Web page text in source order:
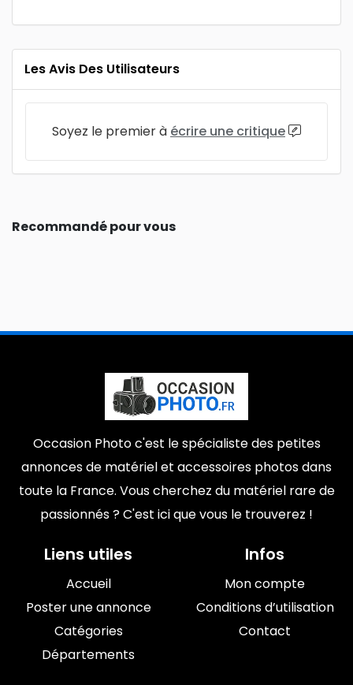
Les Avis Des Utilisateurs
Soyez le premier à écrire une critique
Recommandé pour vous
Occasion Photo c'est le spécialiste des petites
annonces de matériel et accessoires photos dans
toute la France. Vous cherchez du matériel rare de
passionnés ? C'est ici que vous le trouverez !
Liens utiles
Accueil
Poster une annonce
Catégories
Départements
Infos
Mon compte
Conditions d’utilisation
Contact